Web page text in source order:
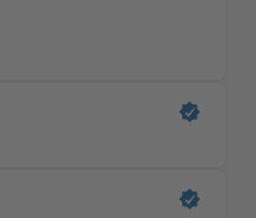
Komfort
Bürste reinigt das
integrierte Regenrinne im
Wasserablauf. Der